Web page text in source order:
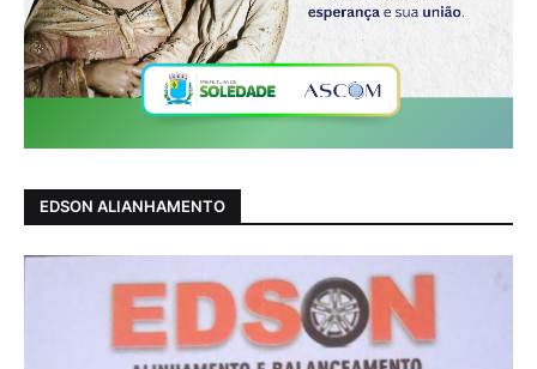
EDSON ALIANHAMENTO